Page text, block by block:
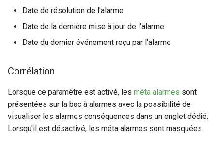
Date de résolution de l'alarme
Date de la dernière mise à jour de l'alarme
Date du dernier événement reçu par l'alarme
Corrélation
Lorsque ce paramètre est activé, les méta alarmes sont
présentées sur la bac à alarmes avec la possibilité de
visualiser les alarmes conséquences dans un onglet dédié.
Lorsqu'il est désactivé, les méta alarmes sont masquées.